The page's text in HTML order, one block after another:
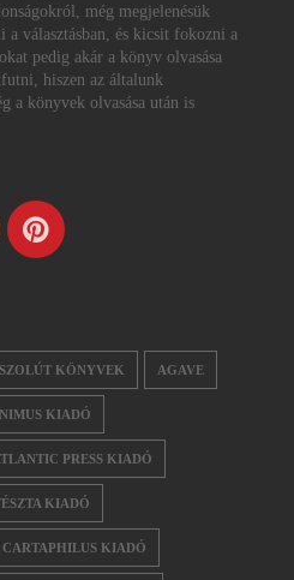
még megjelenésük
a választásban, és kicsit fokozni a
pedig akár a könyv olvasása
hiszen az általunk
a könyvek olvasása után is
KÖNYVEK AGAVE
KIADÓ
PRESS KIADÓ
KIADÓ
CARTAPHILUS KIADÓ